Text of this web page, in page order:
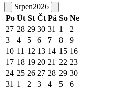
Srpen2026
Po Út St Čt Pá So Ne
27 28 29 30 31 1
2
3
4 5 6 7 8
9
10 11 12 13 14 15 16
17 18 19 20 21 22 23
24 25 26 27 28 29 30
31 1 2 3 4 5 6